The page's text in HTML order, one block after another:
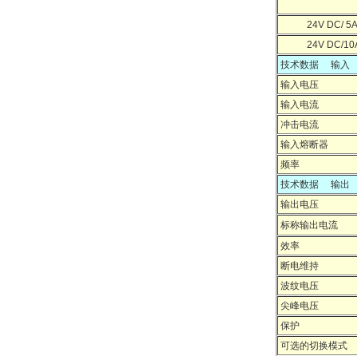
24V DC/
24V DC/
技术数据 输入
输入电压
输入电流
冲击电流
输入熔断器
频率
技术数据 输出
输出电压
标称输出电流
效率
断电维持
波纹电压
尖峰电压
保护
可选的切换模式